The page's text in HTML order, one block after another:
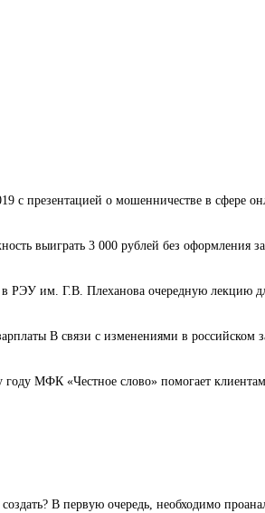
презентацией о мошенничестве в сфере
выиграть 3 000 рублей без оформления
РЭУ им. Г.В. Плеханова очередную лекцию
В связи с изменениями в российском
МФК «Честное слово» помогает клиентам
В первую очередь, необходимо